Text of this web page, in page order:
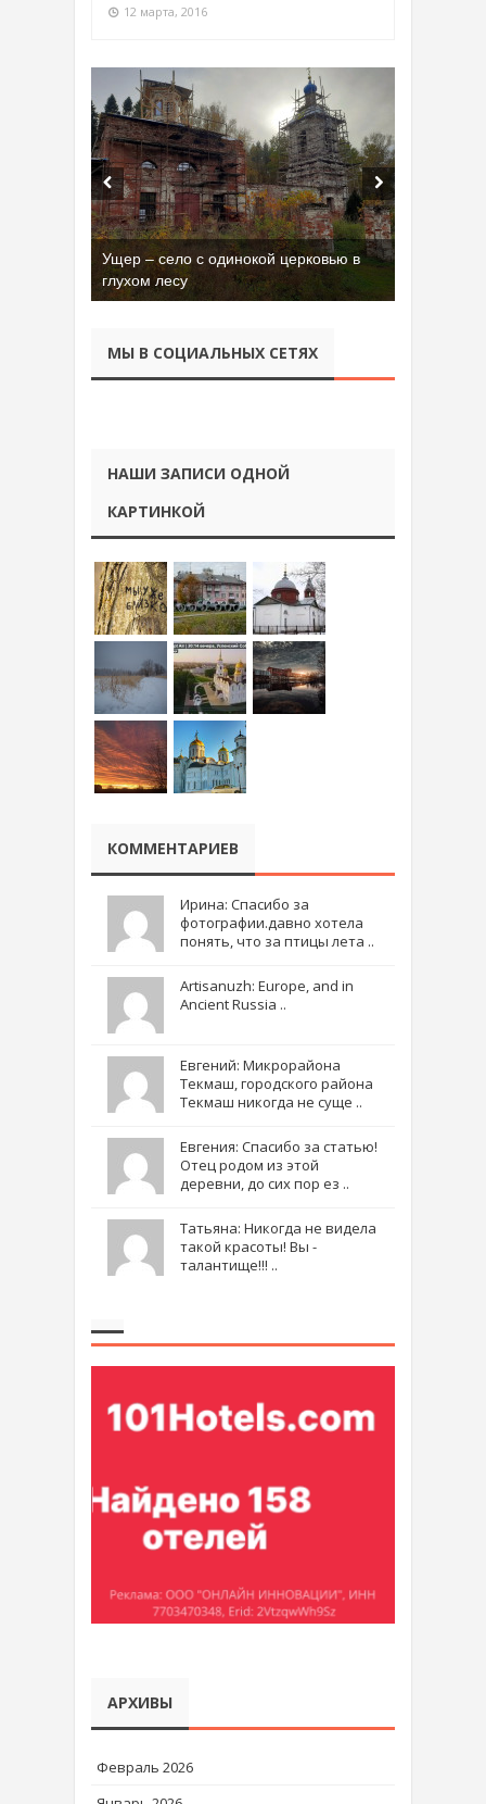
12 марта, 2016
Ущер – село с одинокой церковью в
глухом лесу
Бывшая танковая часть имени Сухэ-
Батора во Владимире
МЫ В СОЦИАЛЬНЫХ СЕТЯХ
НАШИ ЗАПИСИ ОДНОЙ
КАРТИНКОЙ
КОММЕНТАРИЕВ
Ирина: Спасибо за
фотографии.давно хотела
понять, что за птицы лета ..
Artisanuzh: Europe, and in
Ancient Russia ..
Евгений: Микрорайона
Текмаш, городского района
Текмаш никогда не суще ..
Евгения: Спасибо за статью!
Отец родом из этой
деревни, до сих пор ез ..
Татьяна: Никогда не видела
такой красоты! Вы -
талантище!!! ..
АРХИВЫ
Февраль 2026